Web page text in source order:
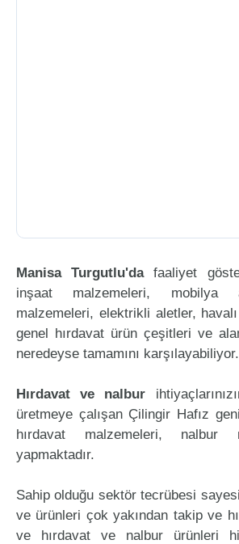
Manisa Turgutlu'dafaaliyet
inşaat malzemeleri, mobilya
malzemeleri, elektrikli aletler,
genel hırdavat ürün çeşitleri ve
neredeyse tamamını karşılayabiliyor.
Hırdavat ve nalbur
üretmeye çalışan Çilingir Hafız
hırdavat malzemeleri, nalbur
yapmaktadır.
Sahip olduğu sektör tecrübesi
ve ürünleri çok yakından takip ve
ve hırdavat ve nalbur ürünleri